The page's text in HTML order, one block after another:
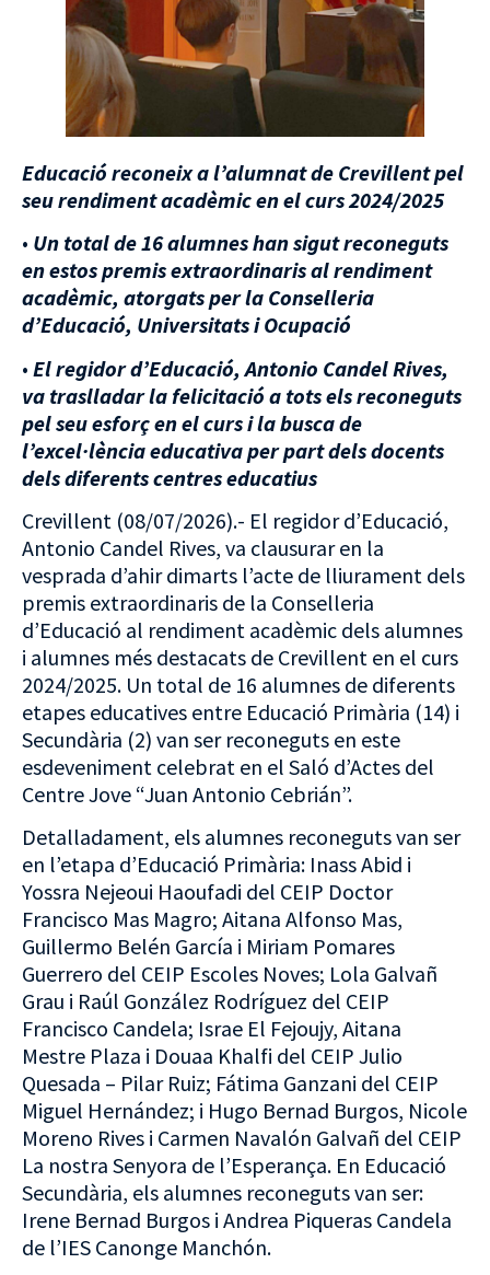
Educació reconeix a l’alumnat de Crevillent pel
seu rendiment acadèmic en el curs 2024/2025
• Un total de 16 alumnes han sigut reconeguts
en estos premis extraordinaris al rendiment
acadèmic, atorgats per la Conselleria
d’Educació, Universitats i Ocupació
• El regidor d’Educació, Antonio Candel Rives,
va traslladar la felicitació a tots els reconeguts
pel seu esforç en el curs i la busca de
l’excel·lència educativa per part dels docents
dels diferents centres educatius
Crevillent (08/07/2026).- El regidor d’Educació,
Antonio Candel Rives, va clausurar en la
vesprada d’ahir dimarts l’acte de lliurament dels
premis extraordinaris de la Conselleria
d’Educació al rendiment acadèmic dels alumnes
i alumnes més destacats de Crevillent en el curs
2024/2025. Un total de 16 alumnes de diferents
etapes educatives entre Educació Primària (14) i
Secundària (2) van ser reconeguts en este
esdeveniment celebrat en el Saló d’Actes del
Centre Jove “Juan Antonio Cebrián”.
Detalladament, els alumnes reconeguts van ser
en l’etapa d’Educació Primària: Inass Abid i
Yossra Nejeoui Haoufadi del CEIP Doctor
Francisco Mas Magro; Aitana Alfonso Mas,
Guillermo Belén García i Miriam Pomares
Guerrero del CEIP Escoles Noves; Lola Galvañ
Grau i Raúl González Rodríguez del CEIP
Francisco Candela; Israe El Fejoujy, Aitana
Mestre Plaza i Douaa Khalfi del CEIP Julio
Quesada – Pilar Ruiz; Fátima Ganzani del CEIP
Miguel Hernández; i Hugo Bernad Burgos, Nicole
Moreno Rives i Carmen Navalón Galvañ del CEIP
La nostra Senyora de l’Esperança. En Educació
Secundària, els alumnes reconeguts van ser:
Irene Bernad Burgos i Andrea Piqueras Candela
de l’IES Canonge Manchón.